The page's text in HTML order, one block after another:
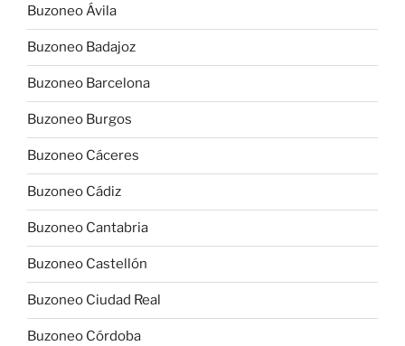
Buzoneo Ávila
Buzoneo Badajoz
Buzoneo Barcelona
Buzoneo Burgos
Buzoneo Cáceres
Buzoneo Cádiz
Buzoneo Cantabria
Buzoneo Castellón
Buzoneo Ciudad Real
Buzoneo Córdoba